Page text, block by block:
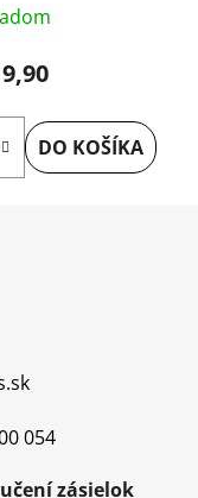
DO KOŠÍKA
054
zásielok